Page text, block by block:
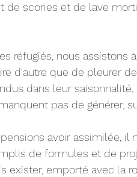
de scories et de lave
réfugiés, nous assistons
d'autre que de pleurer
dans leur
pas de générer,
avoir assimilée, il
de formules et de
exister, emporté avec la